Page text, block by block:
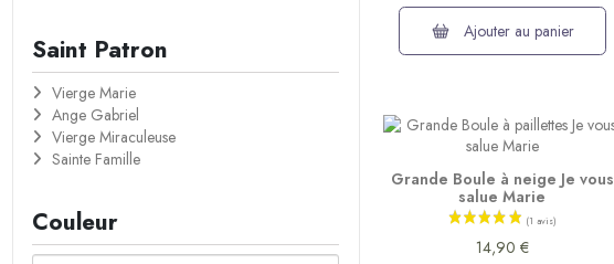
Ajouter au panier
Grande Boule à neige Je vous
salue Marie
14,90 €
Saint Patron
Vierge Marie
Ange Gabriel
Vierge Miraculeuse
Sainte Famille
Couleur